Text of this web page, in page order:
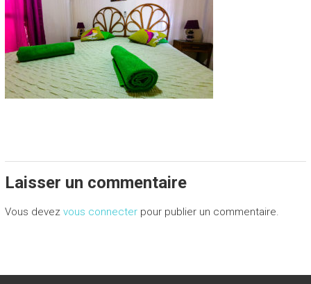
Laisser un commentaire
Vous devez vous connecterpour publier un commentaire.